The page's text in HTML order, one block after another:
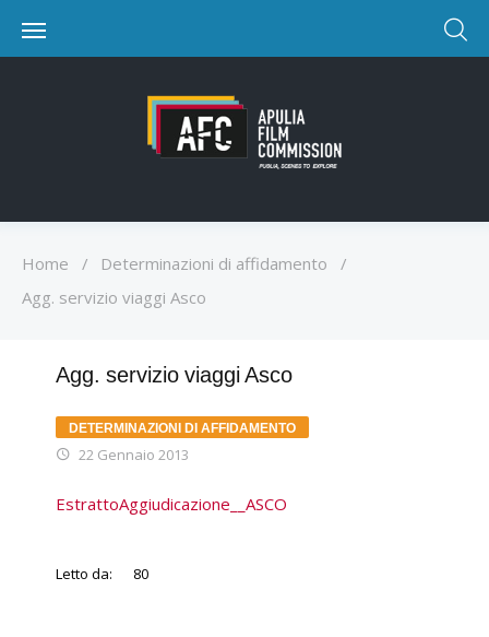
Home / Determinazioni di affidamento
/
Agg. servizio viaggi Asco
Agg. servizio viaggi Asco
DETERMINAZIONI DI AFFIDAMENTO
22 Gennaio 2013
EstrattoAggiudicazione__ASCO
Letto da: 80